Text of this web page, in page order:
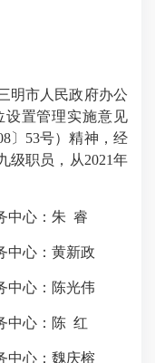
市人民政府办公
设置管理实施意见
〕53号）精神，经
级职员，从2021年
心：朱 睿
心：黄新政
心：陈光伟
心：陈 红
心：魏庆榕